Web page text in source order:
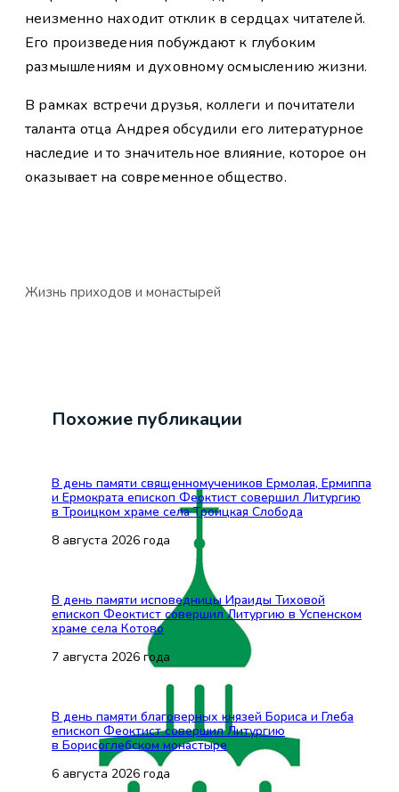
неизменно находит отклик в сердцах читателей.
Его произведения побуждают к глубоким
размышлениям и духовному осмыслению жизни.
В рамках встречи друзья, коллеги и почитатели
таланта отца Андрея обсудили его литературное
наследие и то значительное влияние, которое он
оказывает на современное общество.
Жизнь приходов и монастырей
Похожие публикации
В день памяти священномучеников Ермолая, Ермиппа
и Ермократа епископ Феоктист совершил Литургию
в Троицком храме села Троицкая Слобода
8 августа 2026 года
В день памяти исповедницы Ираиды Тиховой
епископ Феоктист совершил Литургию в Успенском
храме села Котово
7 августа 2026 года
В день памяти благоверных князей Бориса и Глеба
епископ Феоктист совершил Литургию
в Борисоглебском монастыре
6 августа 2026 года